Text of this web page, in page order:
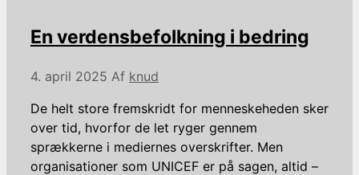
En verdensbefolkning i bedring
4. april 2025 Af knud
De helt store fremskridt for menneskeheden sker
over tid, hvorfor de let ryger gennem
sprækkerne i mediernes overskrifter. Men
organisationer som UNICEF er på sagen, altid –